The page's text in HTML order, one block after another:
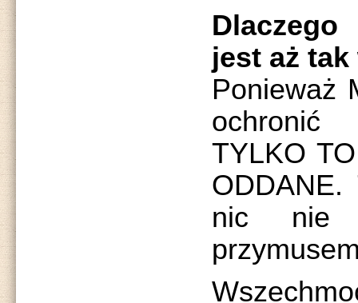
Dlaczego
jest aż tak
Ponieważ
TYLKO
ODDANE.
nic nie